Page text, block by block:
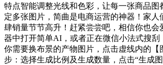
特点智能调整光线和色彩，让每一张商品
定多张图片，简曲是电商运营的神器！家
肆销量节节高升！赶紧尝尝吧，相信你也
器中打开简单AI，或者正在微信小法式搜
你需要换布景的产物图片，点击虚线内的
步：选择生成比例及生成数量，点击“生成